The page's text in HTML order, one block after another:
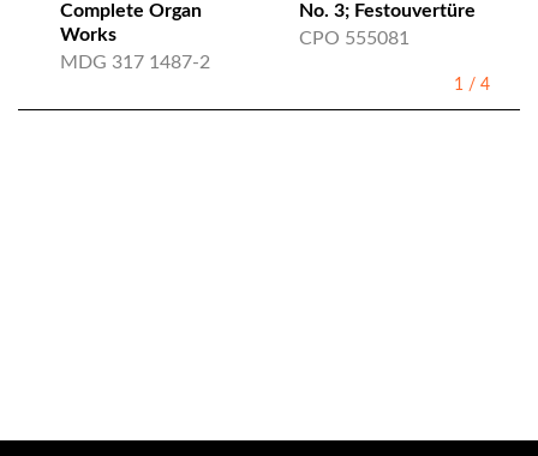
Complete Organ
Works
MDG 317 1487-2
No. 3; Festouvertüre
CPO 555081
1 / 4